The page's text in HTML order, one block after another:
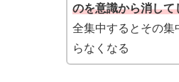
のを意識から消して
全集中するとその集
らなくなる